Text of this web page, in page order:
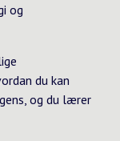
og
du kan
og du lærer